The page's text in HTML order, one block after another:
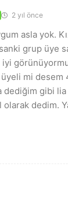
2 yıl önce
asla yok.
grup üye
mi desem
dediğim gibi
dedim.